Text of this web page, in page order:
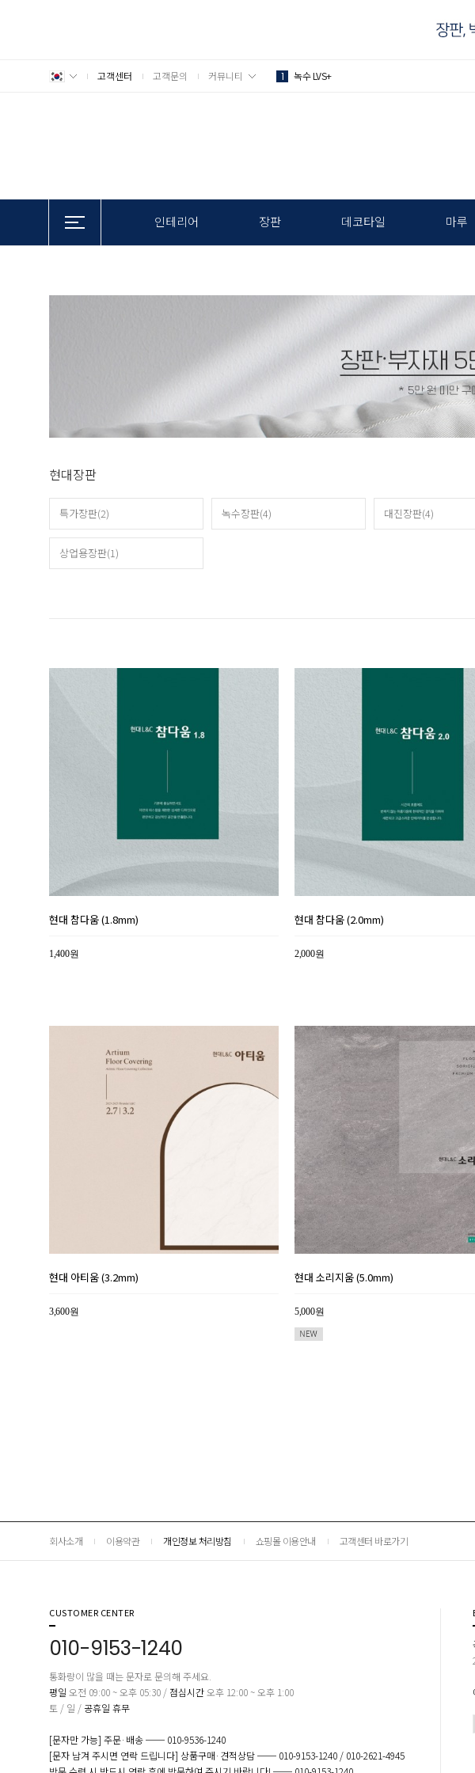
고객센터 고객문의 커뮤니티 1 녹수 LVS+
인테리어 장판 데코타일 마루
현대장판
특가장판(2) 녹수장판(4) 대진장판(4)
상업용장판(1)
현대 참다움 (1.8mm)
1,400원
현대 참다움 (2.0mm)
2,000원
현대 아티움 (3.2mm)
3,600원
현대 소리지움 (5.0mm)
5,000원
회사소개 이용약관 개인정보 처리방침 쇼핑몰 이용안내 고객센터 바로가기
CUSTOMER CENTER
010-9153-1240
통화량이 많을 때는 문자로 문의해 주세요.
평일 오전 09:00 ~ 오후 05:30 / 점심시간오후 12:00 ~ 오후 1:00
토 / 일 /공휴일 휴무
[문자만 가능] 주문·배송 ── 010-9536-1240
[문자 남겨 주시면 연락 드립니다] 상품구매·견적상담 ── 010-9153-1240 / 010-2621-4945